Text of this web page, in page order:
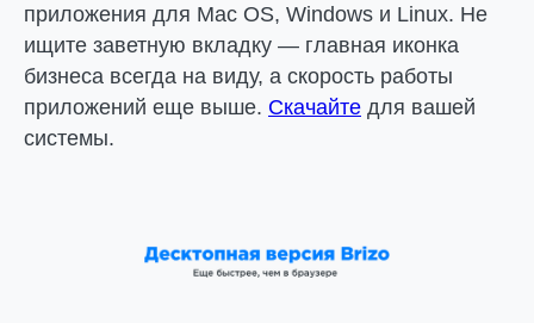
приложения для Mac OS, Windows и Linux. Не
ищите заветную вкладку — главная иконка
бизнеса всегда на виду, а скорость работы
приложений еще выше. Скачайте для вашей
системы.